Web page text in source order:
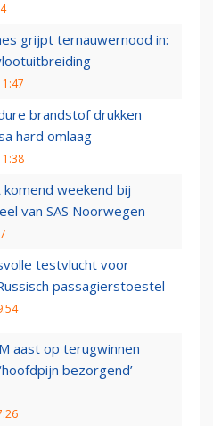
grijpt ternauwernood in:
brandstof drukken
hard omlaag
weekend bij
van SAS Noorwegen
testvlucht voor
passagierstoestel
aast op terugwinnen
bezorgend’